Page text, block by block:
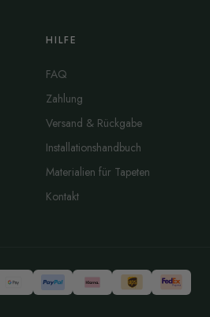
HILFE
FAQ
Zahlung
Versand & Rückgabe
Installationshandbuch
Materialien für Tapeten
Kontakt